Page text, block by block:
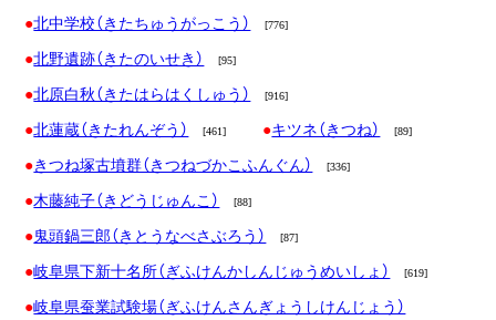
北中学校（きたちゅうがっこう） [776]
北野遺跡（きたのいせき） [95]
北原白秋（きたはらはくしゅう） [916]
北蓮蔵（きたれんぞう） [461] キツネ（きつね） [89]
きつね塚古墳群（きつねづかこふんぐん） [336]
木藤純子（きどうじゅんこ） [88]
鬼頭鍋三郎（きとうなべさぶろう） [87]
岐阜県下新十名所（ぎふけんかしんじゅうめいしょ） [619]
岐阜県蚕業試験場（ぎふけんさんぎょうしけんじょう）